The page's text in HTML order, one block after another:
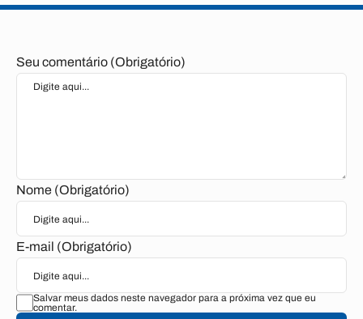
Seu comentário (Obrigatório)
Nome (Obrigatório)
E-mail (Obrigatório)
Salvar meus dados neste navegador para a próxima vez que eu
comentar.